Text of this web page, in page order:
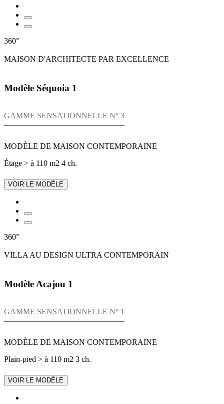
360°
MAISON D'ARCHITECTE PAR EXCELLENCE
Modèle Séquoia 1
GAMME SENSATIONNELLE N° 3
MODÈLE DE MAISON CONTEMPORAINE
Étage > à 110 m2 4 ch.
VOIR LE MODÈLE
360°
VILLA AU DESIGN ULTRA CONTEMPORAIN
Modèle Acajou 1
GAMME SENSATIONNELLE N° 1
MODÈLE DE MAISON CONTEMPORAINE
Plain-pied > à 110 m2 3 ch.
VOIR LE MODÈLE